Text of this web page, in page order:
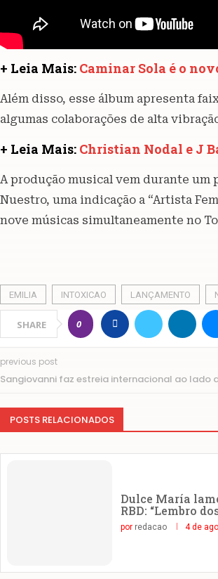
+ Leia Mais: Caminar Sola é o
Além disso, esse álbum apresenta
algumas colaborações de alta
+ Leia Mais: Christian Nodal e J
A produção musical vem durante
Nuestro, uma indicação a “Artista
nove músicas simultaneamente no
EMILIA INTOXICAO LANÇAMENTO
SHARE 0
previous post
Sangiovanni faz estreia internacional ao lado
POSTS RELACIONADOS
Dulce María
RBD: “Lembro
por redacao 4 de